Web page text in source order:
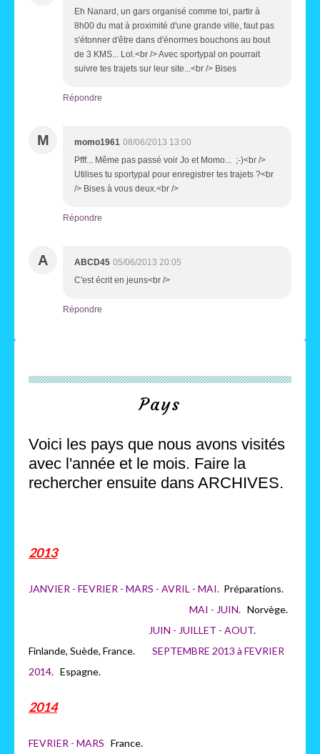
Eh Nanard, un gars organisé comme toi, partir à
8h00 du mat à proximité d'une grande ville, faut pas
s'étonner d'être dans d'énormes bouchons au bout
de 3 KMS... Lol.<br /> Avec sportypal on pourrait
suivre tes trajets sur leur site...<br /> Bises
Répondre
M momo1961 08/06/2013 13:00
Pfff... Même pas passé voir Jo et Momo... ;-)<br />
Utilises tu sportypal pour enregistrer tes trajets ?<br
/> Bises à vous deux.<br />
Répondre
A ABCD45 05/06/2013 20:05
C'est écrit en jeuns<br />
Répondre
Pays
Voici les pays que nous avons visités
avec l'année et le mois. Faire la
rechercher ensuite dans ARCHIVES.
2013
JANVIER - FEVRIER - MARS - AVRIL - MAI. Préparations.
MAI - JUIN. Norvège.
JUIN - JUILLET - AOUT.
Finlande, Suède, France. SEPTEMBRE 2013 à FEVRIER
2014. Espagne.
2014
FEVRIER - MARS France.